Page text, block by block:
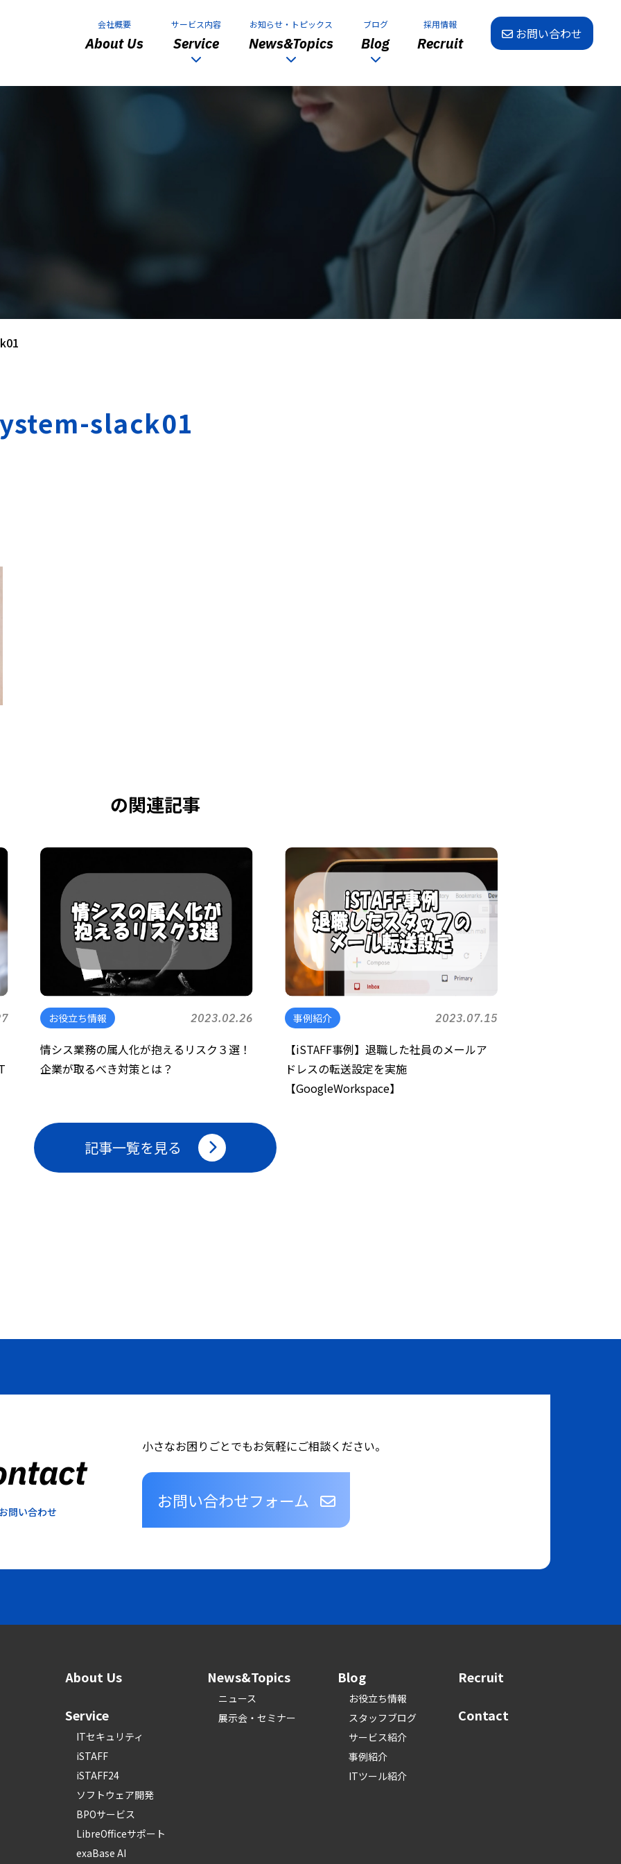
会社概要
About Us
サービス内容
Service
お知らせ・トピックス
News&Topics
ブログ
Blog
採用情報
Recruit
お問い合わせ
slack01
の関連記事
お役立ち情報 2023.02.26
情シス業務の属人化が抱えるリスク３選！
企業が取るべき対策とは？
事例紹介 2023.07.15
【iSTAFF事例】退職した社員のメールア
ドレスの転送設定を実施
【GoogleWorkspace】
記事一覧を見る
問い合わせ
小さなお困りごとでもお気軽にご相談ください。
お問い合わせフォーム
About Us
Service
ITセキュリティ
iSTAFF
iSTAFF24
ソフトウェア開発
BPOサービス
LibreOfficeサポート
exaBase AI
News&Topics
ニュース
展示会・セミナー
Blog
お役立ち情報
スタッフブログ
サービス紹介
事例紹介
ITツール紹介
Recruit
Contact